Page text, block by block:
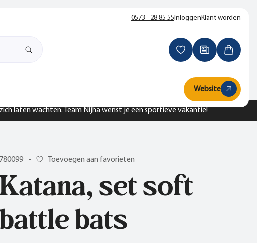
laten wachten. Team Nijha wenst je een sportieve vakantie!
0573 - 28 85 55InloggenKlant worden
Website
780099 - Toevoegen aan favorieten
set soft
battle bats